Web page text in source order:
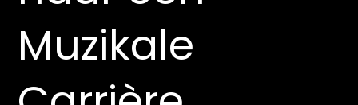
Muzikale